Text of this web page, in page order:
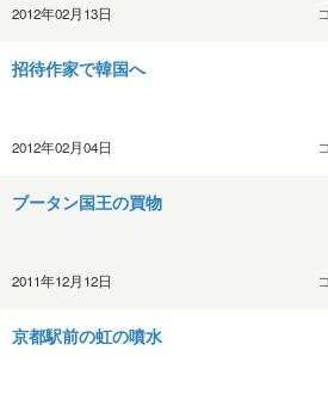
2012年02月13日
招待作家で韓国へ
2012年02月04日
ブータン国王の買物
2011年12月12日
京都駅前の虹の噴水